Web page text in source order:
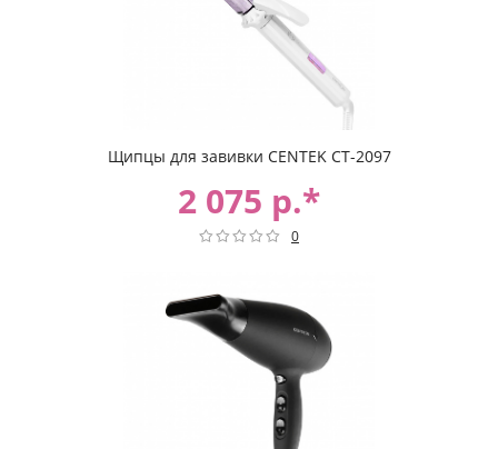
Щипцы для завивки CENTEK CT-2097
2 075 р.*
0